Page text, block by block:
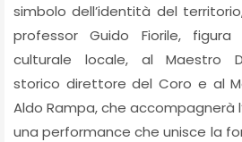
simbolo dell’identità del
professor Guido Fiorile,
culturale locale, al Maestro
storico direttore del Coro e al
Aldo Rampa, che accompagnerà
una performance che unisce la